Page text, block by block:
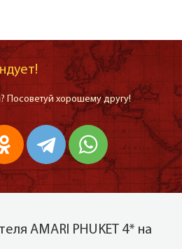
Посоветуй хорошему другу!
AMARI PHUKET 4* на